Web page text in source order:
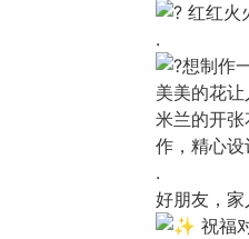
红红火
.
想制作
美美的花
米兰的开
作，精心
.
好朋友，
祝福